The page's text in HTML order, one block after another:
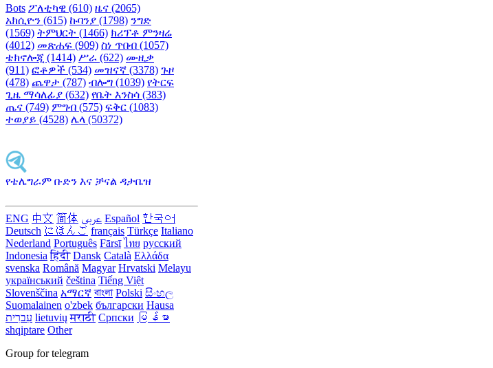
Bots ፖለቲካዊ (610) ዜና (2065)
አክሲዮን (615) ኩባንያ (1798) ንግድ
(1569) ትምህርት (1466) ክሪፕቶ ምንዛሬ
(4012) መጽሐፍ (909) ስነ ጥበብ (1057)
ቴክኖሎጂ (1414) ሥራ (622) ሙዚቃ
(911) ፎቶዎች (534) መዝናኛ (3378) ጉዞ
(478) ጨዋታ (787) ብሎግ (1039) የትርፍ
ጊዜ ማሳለፊያ (632) የቤት እንስሳ (383)
ጤና (749) ምግብ (575) ፍቅር (1083)
ተወያይ (4528) ሌላ (50372)
የቴሌግራም ቡድን እና ቻናል ዳታቤዝ
ENG 中文 简体 عربى Español 한국어
Deutsch にほんご français Türkçe Italiano
Nederland Português Fārsī‎ ไทย русский
Indonesia हिंदी Dansk‎ Català Ελλάδα
svenska Română Magyar Hrvatski Melayu
український čeština Tiếng Việt
Slovenščina አማርኛ বাংলা Polski සිංහල
Suomalainen o'zbek български Hausa
עִברִית lietuvių मराठी Српски
မြန်မာ
shqiptare Other
Group for telegram